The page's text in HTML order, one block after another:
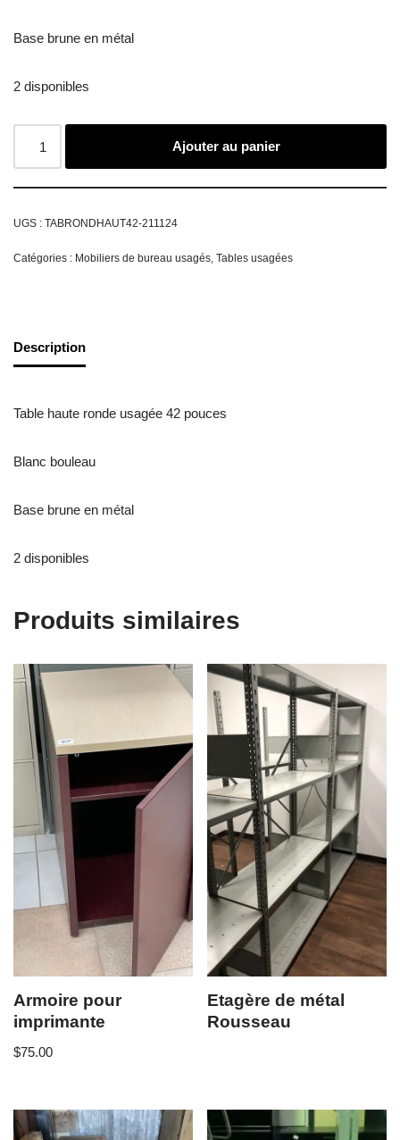
Base brune en métal
2 disponibles
Ajouter au panier
UGS : TABRONDHAUT42-211124
Catégories : Mobiliers de bureau usagés, Tables usagées
Description
Table haute ronde usagée 42 pouces
Blanc bouleau
Base brune en métal
2 disponibles
Produits similaires
Armoire pour
imprimante
$75.00
Etagère de métal
Rousseau